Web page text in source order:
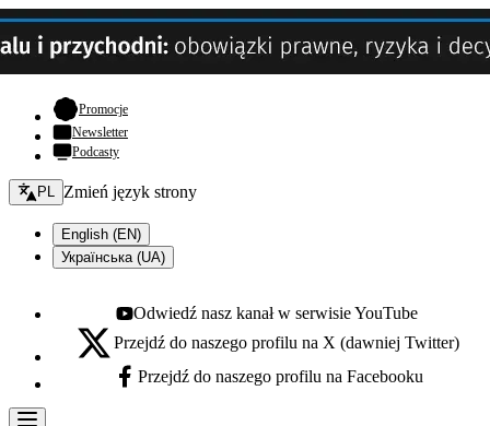
Promocje- otwiera się w nowej karcie
Newsletter
Podcasty
Zmień język - bieżący:
PL Zmień język strony
English (EN)
Українська (UA)
Youtube - otwiera się w nowej karcie
Odwiedź nasz kanał w serwisie YouTube
X - otwiera się w nowej karcie
Przejdź do naszego profilu na X (dawniej Twitter)
Facebook - otwiera się w nowej karcie
Przejdź do naszego profilu na Facebooku